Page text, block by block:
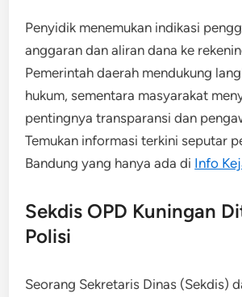
Penyidik menemukan indikasi
anggaran dan aliran dana ke
Pemerintah daerah mendukung
hukum, sementara masyarakat
pentingnya transparansi dan
Temukan informasi terkini seputar
Bandung yang hanya ada di Info
Sekdis OPD Kuningan
Polisi
Seorang Sekretaris Dinas (Sekdis)